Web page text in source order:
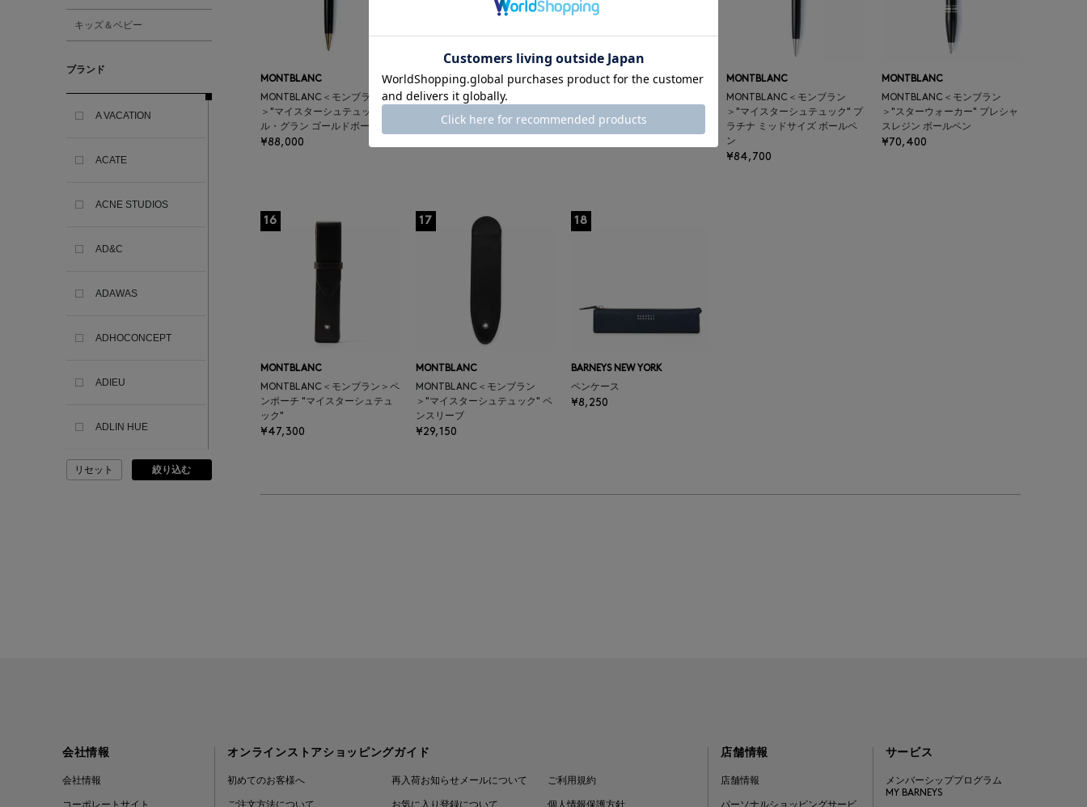
キッズ＆ベビー
ブランド
A VACATION
ACATE
ACNE STUDIOS
AD&C
ADAWAS
ADHOCONCEPT
ADIEU
ADLIN HUE
ADVISORY BOARD
リセット 絞り込む
MONTBLANC
MONTBLANC＜モンブラン
＞"マイスターシュテュック"
ル・グラン ゴールドボールペン
¥88,000
MONTBLANC
MONTBLANC＜モンブラン
ールド ボールペン
MONTBLANC
ーズ クラシック ボールペン
MONTBLANC
MONTBLANC＜モンブラン
＞"マイスターシュテュック" プ
ラチナ ミッドサイズ ボールペ
ン
¥84,700
MONTBLANC
MONTBLANC＜モンブラン
＞"スターウォーカー" プレシャ
スレジン ボールペン
¥70,400
16
MONTBLANC
MONTBLANC＜モンブラン＞ペ
ンポーチ "マイスターシュテュ
ック"
¥47,300
17
MONTBLANC
MONTBLANC＜モンブラン
＞"マイスターシュテュック" ペ
ンスリーブ
¥29,150
18
BARNEYS NEW YORK
ペンケース
¥8,250
会社情報
会社情報
オンラインストアショッピングガイド
初めてのお客様へ 再入荷お知らせメールについて ご利用規約
店舗情報
店舗情報
サービス
メンバーシッププログラム
MY BARNEYS